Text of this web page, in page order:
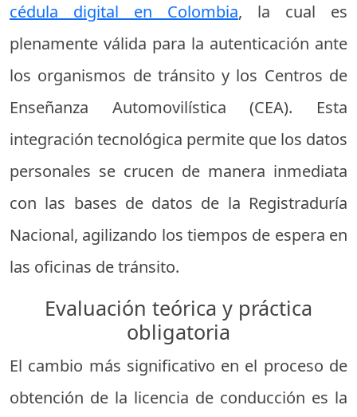
cédula digital en Colombia, la cual es
plenamente válida para la autenticación ante
los organismos de tránsito y los Centros de
Enseñanza Automovilística (CEA). Esta
integración tecnológica permite que los datos
personales se crucen de manera inmediata
con las bases de datos de la Registraduría
Nacional, agilizando los tiempos de espera en
las oficinas de tránsito.
Evaluación teórica y práctica
obligatoria
El cambio más significativo en el proceso de
obtención de la licencia de conducción es la